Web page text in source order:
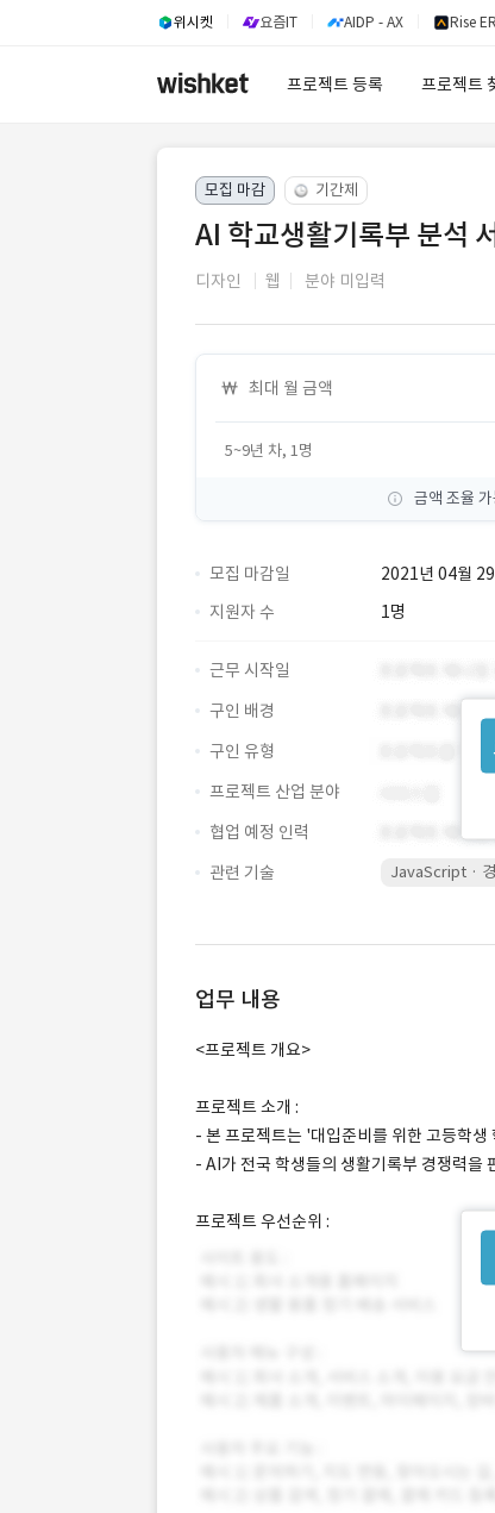
위시켓 요즘IT AIDP - AX Rise
프로젝트 등록 프로젝트
모집 마감 기간제
AI 학교생활기록부 분석
디자인 웹 분야 미입력
최대 월 금액
5~9년 차, 1명
금액 조율 가
모집 마감일
2021년 04월
지원자 수
1명
근무 시작일
구인 배경
구인 유형
프로젝트 산업 분야
협업 예정 인력
관련 기술
JavaScript ·
업무 내용
<프로젝트 개요>
프로젝트 소개 :
- 본 프로젝트는 '대입준비를 위한 고등학
- AI가 전국 학생들의 생활기록부 경쟁력을
프로젝트 우선순위 :